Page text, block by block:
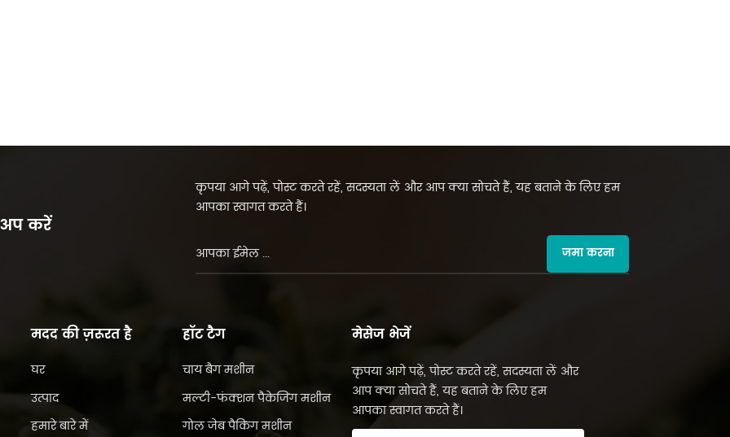
अप करें
कृपया आगे पढ़ें, पोस्ट करते रहें, सदस्यता लें और आप क्या सोचते हैं, यह बताने के लिए हम
आपका स्वागत करते हैं।
जमा करना
मदद की ज़रूरत है
घर
उत्पाद
हमारे बारे में
हॉट टैग
चाय बैग मशीन
मल्टी-फंक्शन पैकेजिंग मशीन
गोल जेब पैकिंग मशीन
मेसेज भेजें
कृपया आगे पढ़ें, पोस्ट करते रहें, सदस्यता लें और
आप क्या सोचते हैं, यह बताने के लिए हम
आपका स्वागत करते हैं।